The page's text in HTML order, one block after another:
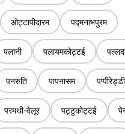
ओट्टापीदारम पद्मनाभपुरम
पलानी पलायमकोट्टई
पनरुति पापनासम
परमथी-वेलूर पट्टुकोट्टई